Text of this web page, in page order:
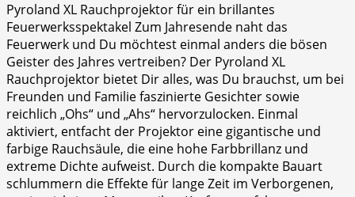
Pyroland XL Rauchprojektor für ein brillantes
Feuerwerksspektakel Zum Jahresende naht das
Feuerwerk und Du möchtest einmal anders die bösen
Geister des Jahres vertreiben? Der Pyroland XL
Rauchprojektor bietet Dir alles, was Du brauchst, um bei
Freunden und Familie faszinierte Gesichter sowie
reichlich „Ohs“ und „Ahs“ hervorzulocken. Einmal
aktiviert, entfacht der Projektor eine gigantische und
farbige Rauchsäule, die eine hohe Farbbrillanz und
extreme Dichte aufweist. Durch die kompakte Bauart
schlummern die Effekte für lange Zeit im Verborgenen,